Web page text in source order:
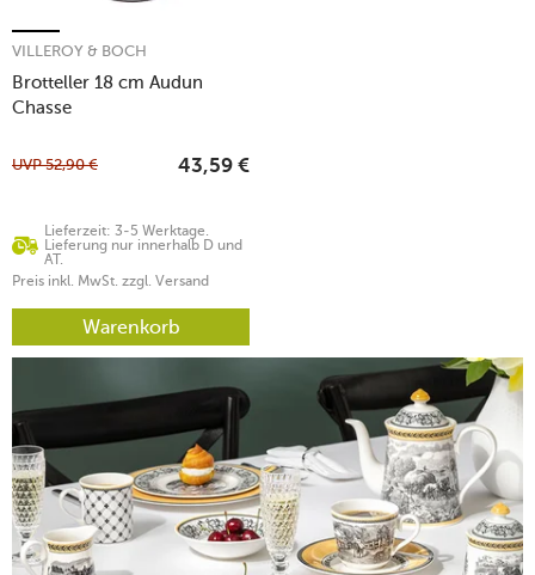
Brotteller 18 cm Audun
Chasse
VILLEROY & BOCH
Lieferzeit: 3-5 Werktage.
Lieferung nur innerhalb D und
AT.
UVP52,90 € 43,59 €
Preis inkl. MwSt. zzgl. Versand
Warenkorb